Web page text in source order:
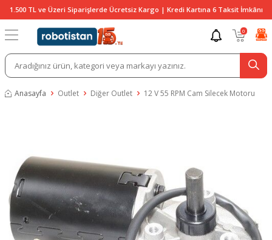
1.500 TL ve Üzeri Siparişlerde Ücretsiz Kargo | Kredi Kartına 6 Taksit İmkânı
0
Anasayfa Outlet Diğer Outlet 12 V 55 RPM Cam Silecek Motoru